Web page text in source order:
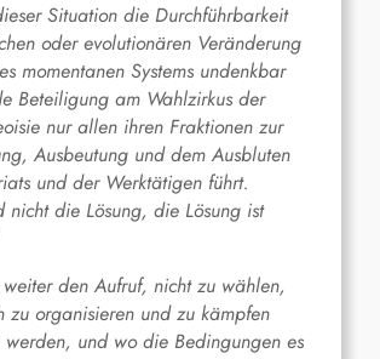
Situation die Durchführbarkeit
oder evolutionären Veränderung
momentanen Systems undenkbar
Beteiligung am Wahlzirkus der
nur allen ihren Fraktionen zur
Ausbeutung und dem Ausbluten
und der Werktätigen führt.
nicht die Lösung, die Lösung ist
den Aufruf, nicht zu wählen,
zu organisieren und zu kämpfen
werden, und wo die Bedingungen es